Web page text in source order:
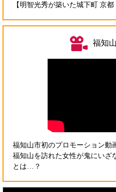
【明智光秀が築いた城下町 京都
福知
福知山市初のプロモーション動
福知山を訪れた女性が鬼にいざ
とは…？